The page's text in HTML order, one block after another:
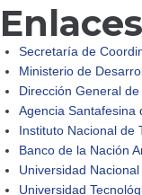
Secretaría de
Ministerio de
Dirección General
Agencia Santafesina
Instituto Nacional de
Banco de la Nación
Universidad
Universidad